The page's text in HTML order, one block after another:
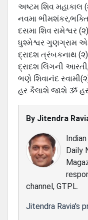
અષ્ટમ શિવ
નવમા
દસમા શિવ રામેશ્વર
ધુશ્મેશ્વર ગુણગ્રામ
દ્રાદશ ત્રંબકનાથ
દ્રાદશ લિંગની
ભણે શિવાનંદ
હર કૈલાશે જાશે ૐ
By Jitendra
Daily
channel, GTPL.
Jitendra Ravia's